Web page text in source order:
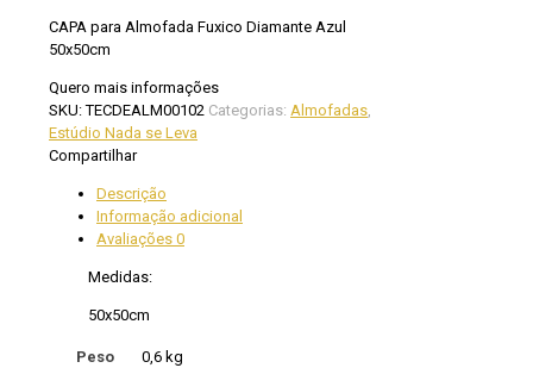
CAPA para Almofada Fuxico Diamante Azul
50x50cm
Quero mais informações
SKU:TECDEALM00102 Categorias: Almofadas,
Estúdio Nada se Leva
Compartilhar
Descrição
Informação adicional
Avaliações 0
Medidas:
50x50cm
Peso
0,6 kg